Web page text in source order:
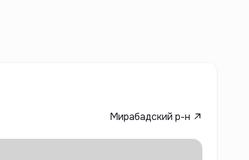
Мирабадский р-н